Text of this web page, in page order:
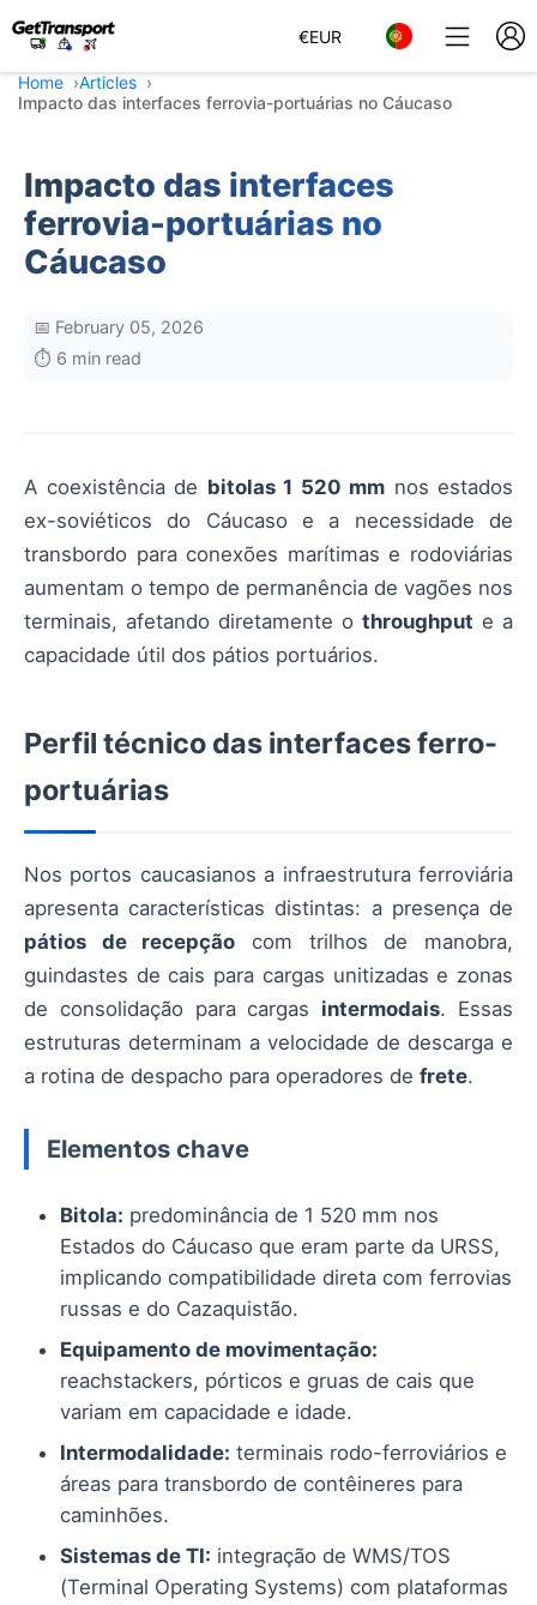
€EUR
Home
Articles
Impacto das interfaces ferrovia-portuárias no Cáucaso
Impacto das interfaces
ferrovia-portuárias no
Cáucaso
📅 February 05, 2026
⏱️ 6 min read
A coexistência de bitolas 1 520 mm nos estados
ex-soviéticos do Cáucaso e a necessidade de
transbordo para conexões marítimas e rodoviárias
aumentam o tempo de permanência de vagões nos
terminais, afetando diretamente o throughput e a
capacidade útil dos pátios portuários.
Perfil técnico das interfaces ferro-
portuárias
Nos portos caucasianos a infraestrutura ferroviária
apresenta características distintas: a presença de
pátios de recepção com trilhos de manobra,
guindastes de cais para cargas unitizadas e zonas
de consolidação para cargas intermodais. Essas
estruturas determinam a velocidade de descarga e
a rotina de despacho para operadores de frete.
Elementos chave
Bitola: predominância de 1 520 mm nos
Estados do Cáucaso que eram parte da URSS,
implicando compatibilidade direta com ferrovias
russas e do Cazaquistão.
Equipamento de movimentação:
reachstackers, pórticos e gruas de cais que
variam em capacidade e idade.
Intermodalidade: terminais rodo-ferroviários e
áreas para transbordo de contêineres para
caminhões.
Sistemas de TI: integração de WMS/TOS
(Terminal Operating Systems) com plataformas